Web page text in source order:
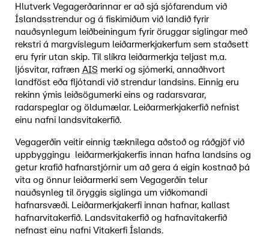
Hlutverk Vegagerðarinnar er að sjá sjófarendum við
Íslandsstrendur og á fiskimiðum við landið fyrir
nauðsynlegum leiðbeiningum fyrir öruggar siglingar með
rekstri á margvíslegum leiðarmerkjakerfum sem staðsett
eru fyrir utan skip. Til slíkra leiðarmerkja teljast m.a.
ljósvitar, rafræn AIS merki og sjómerki, annaðhvort
landföst eða fljótandi við strendur landsins. Einnig eru
rekinn ýmis leiðsögumerki eins og radarsvarar,
radarspeglar og öldumælar. Leiðarmerkjakerfið nefnist
einu nafni landsvitakerfið.
Vegagerðin veitir einnig tæknilega aðstoð og ráðgjöf við
uppbyggingu leiðarmerkjakerfis innan hafna landsins og
getur krafið hafnarstjórnir um að gera á eigin kostnað þá
vita og önnur leiðarmerki sem Vegagerðin telur
nauðsynleg til öryggis siglinga um viðkomandi
hafnarsvæði. Leiðarmerkjakerfi innan hafnar, kallast
hafnarvitakerfið. Landsvitakerfið og hafnavitakerfið
nefnast einu nafni Vitakerfi Íslands.